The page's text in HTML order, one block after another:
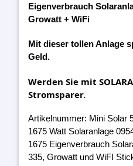
Eigenverbrauch
Growatt + WiFi
Mit dieser tollen Anlage
Geld.
Werden Sie mit
Stromsparer.
Artikelnummer: Mini Solar
1675 Watt Solaranlage
1675 Eigenverbrauch
335, Growatt und WiFI